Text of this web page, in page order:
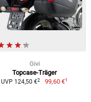
Givi
Topcase-Träger
UVP 124,50 €2 99,60 €1